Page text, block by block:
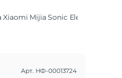
Mijia Sonic Electric
Арт. НФ-00013724